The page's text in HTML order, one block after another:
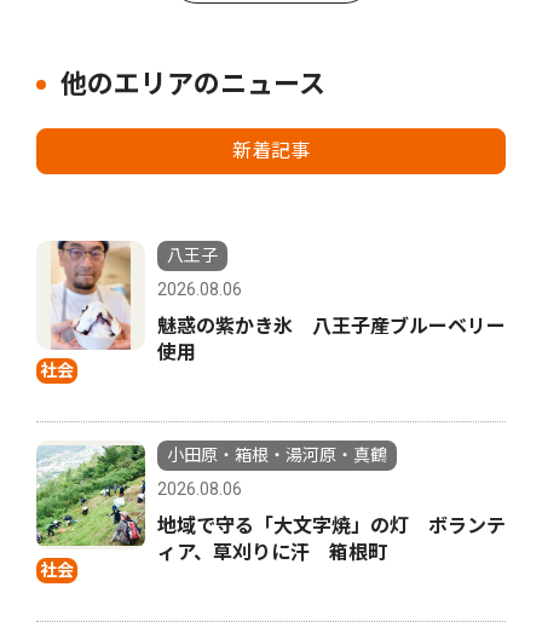
他のエリアのニュース
新着記事
社会
八王子
2026.08.06
魅惑の紫かき氷 八王子産ブルーベリー
使用
社会
小田原・箱根・湯河原・真鶴
2026.08.06
地域で守る「大文字焼」の灯 ボランテ
ィア、草刈りに汗 箱根町